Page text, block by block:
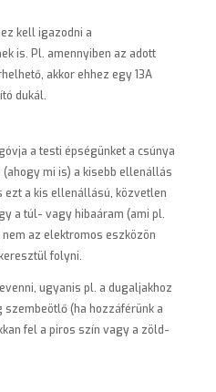
kell igazodni a
is. Pl. amennyiben az adott
akkor ehhez egy 13A
dukál.
a testi épségünket a csúnya
mi is) a kisebb ellenállás
ezt a kis ellenállású, közvetlen
a túl- vagy hibaáram (ami pl.
az elektromos eszközön
folyni.
ugyanis pl. a dugaljakhoz
szembeötlő (ha hozzáférünk a
fel a piros szín vagy a zöld-